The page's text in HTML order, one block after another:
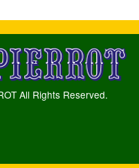
All Rights Reserved.